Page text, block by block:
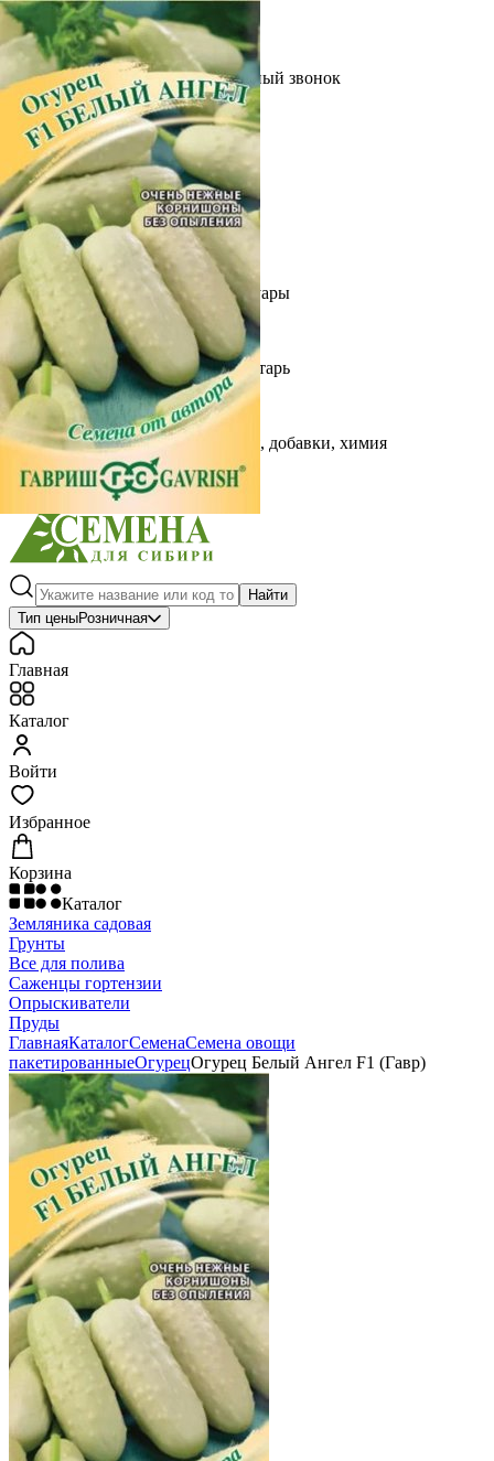
Выберите город
Обратный звонокЗаказать обратный звонок
Каталог
Семена
Грунты
Газонные травы, сидераты
Горшки, рассадники, аксессуары
Посадочный материал
Садовый инструмент, инвентарь
Консервирование
Средства защиты, удобрения, добавки, химия
Обустройство сада, декор
Найти
Тип ценыРозничная
Главная
Каталог
Войти
Избранное
Корзина
Каталог
Земляника садовая
Грунты
Все для полива
Саженцы гортензии
Опрыскиватели
Пруды
ГлавнаяКаталогСеменаСемена овощи
пакетированныеОгурецОгурец Белый Ангел F1 (Гавр)